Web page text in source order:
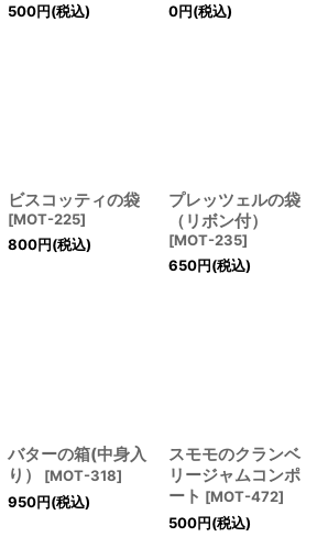
500円(税込)
0円(税込)
ビスコッティの袋
[MOT-225]
800円(税込)
プレッツェルの袋
（リボン付）
[MOT-235]
650円(税込)
バターの箱(中身入
り）
[MOT-318]
950円(税込)
スモモのクランベ
リージャムコンポ
ート [MOT-472]
500円(税込)